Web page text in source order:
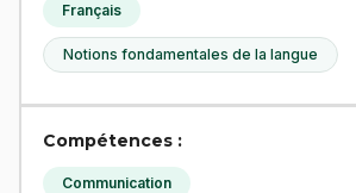
Français
Notions fondamentales de la langue
Compétences :
Communication